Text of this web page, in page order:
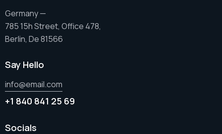
Germany —
785 15h Street, Office 478,
Berlin, De 81566
Say Hello
info@email.com
+1 840 841 25 69
Socials